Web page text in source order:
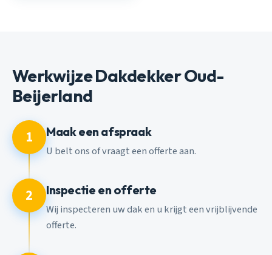
Werkwijze Dakdekker Oud-
Beijerland
1 Maak een afspraak
U belt ons of vraagt een offerte aan.
2 Inspectie en offerte
Wij inspecteren uw dak en u krijgt een vrijblijvende
offerte.